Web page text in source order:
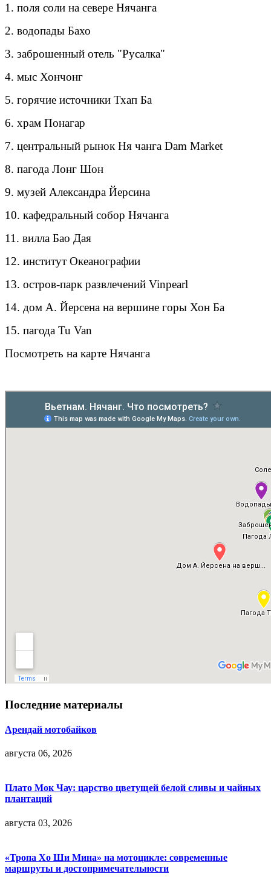
1. поля соли на севере Нячанга
2. водопады Бахо
3. заброшенный отель "Русалка"
4. мыс Хончонг
5. горячие источники Тхап Ба
6. храм Понагар
7. центральный рынок Ня чанга Dam Market
8. пагода Лонг Шон
9. музей Александра Йерсина
10. кафедральный собор Нячанга
11. вилла Бао Дая
12. институт Океанографии
13. остров-парк развлечений Vinpearl
14. дом А. Йерсена на вершине горы Хон Ба
15. пагода Tu Van
Посмотреть на карте Нячанга
Последние материалы
Арендай мотобайков
августа 06, 2026
Плато Мок Чау: царство цветущей белой сливы и чайных
плантаций
августа 03, 2026
«Тропа Хо Ши Мина» на мотоцикле: современные
маршруты и достопримечательности